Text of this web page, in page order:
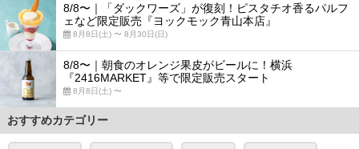
8/8〜｜「ダックワーズ」が復刻！ピスタチオ香るパルフ
ェなど限定販売『ヨックモック青山本店』
8月8日(土) 〜 8月30日(日)
8/8〜｜朝食のオレンジ果皮がビールに！横浜
『2416MARKET』等で限定販売スタート
8月8日(土) 〜
おすすめカテゴリー